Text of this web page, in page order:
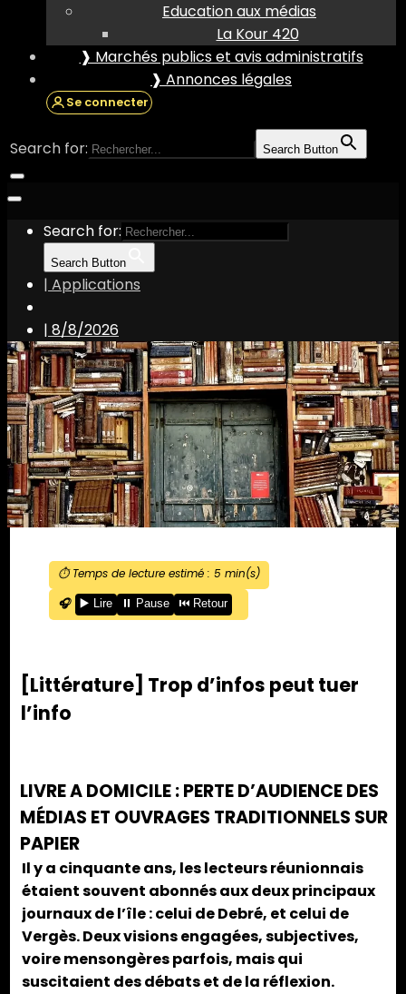
Education aux médias
La Kour 420
❱ Marchés publics et avis administratifs
❱ Annonces légales
Se connecter
Search for: Search Button
Search for:
Search Button
| Applications
| 8/8/2026
⏱️ Temps de lecture estimé : 5min(s)
🎧
▶️ Lire ⏸️ Pause ⏮️ Retour
[Littérature] Trop d’infos peut tuer
l’info
LIVRE A DOMICILE : PERTE D’AUDIENCE DES
MÉDIAS ET OUVRAGES TRADITIONNELS SUR
PAPIER
Il y a cinquante ans, les lecteurs réunionnais
étaient souvent abonnés aux deux principaux
journaux de l’île : celui de Debré, et celui de
Vergès. Deux visions engagées, subjectives,
voire mensongères parfois, mais qui
suscitaient des débats et de la réflexion.